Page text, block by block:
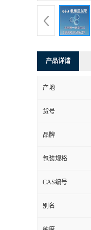
产品详请
产地
货号
品牌
包装规格
CAS编号
别名